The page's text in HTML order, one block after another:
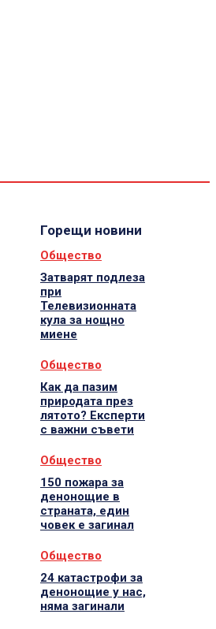
Горещи новини
Общество
Затварят подлеза
при
Телевизионната
кула за нощно
миене
Общество
Как да пазим
природата през
лятото? Експерти
с важни съвети
Общество
150 пожара за
денонощие в
страната, един
човек е загинал
Общество
24 катастрофи за
денонощие у нас,
няма загинали